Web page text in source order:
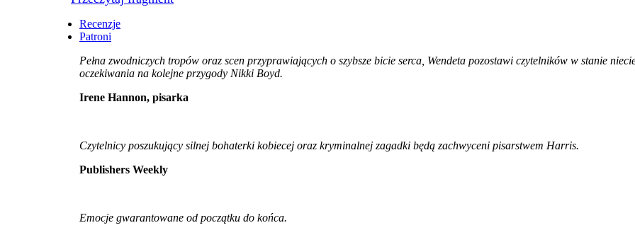
Recenzje
Patroni
Pełna zwodniczych tropów oraz scen przyprawiających o szybsze bicie serca, Wendeta pozostawi czytelników w stanie
oczekiwania na kolejne przygody Nikki Boyd.
Irene Hannon, pisarka
Czytelnicy poszukujący silnej bohaterki kobiecej oraz kryminalnej zagadki będą zachwyceni pisarstwem Harris.
Publishers Weekly
Emocje gwarantowane od początku do końca.